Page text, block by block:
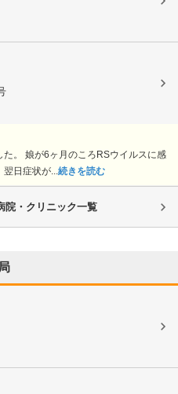
。 娘が6ヶ月のころRSウイルスに感
翌日症状が...続きを読む
院・クリニック一覧